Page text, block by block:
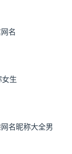
名
女生
名昵称大全男